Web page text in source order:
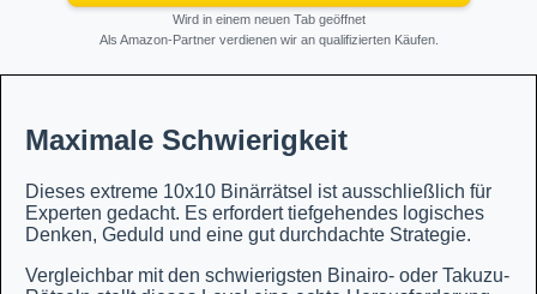
Wird in einem neuen Tab geöffnet
Als Amazon-Partner verdienen wir an qualifizierten Käufen.
Maximale Schwierigkeit
Dieses extreme 10x10 Binärrätsel ist ausschließlich für
Experten gedacht. Es erfordert tiefgehendes logisches
Denken, Geduld und eine gut durchdachte Strategie.
Vergleichbar mit den schwierigsten Binairo- oder Takuzu-